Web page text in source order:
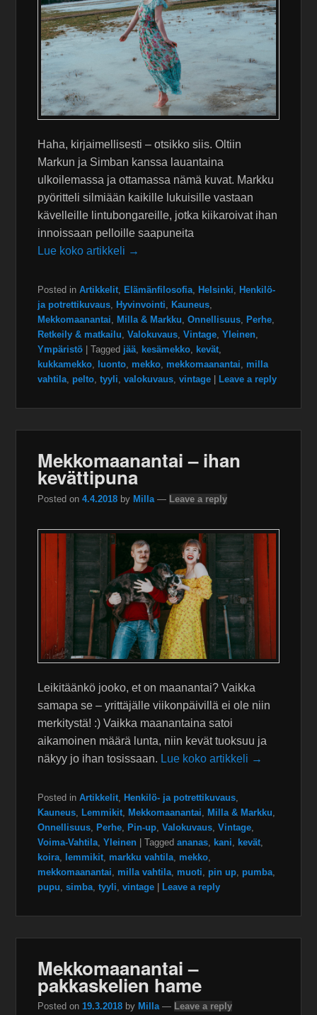
Haha, kirjaimellisesti – otsikko siis. Oltiin
Markun ja Simban kanssa lauantaina
ulkoilemassa ja ottamassa nämä kuvat. Markku
pyöritteli silmiään kaikille lukuisille vastaan
kävelleille lintubongareille, jotka kiikaroivat ihan
innoissaan pelloille saapuneita
Lue koko artikkeli →
Posted in Artikkelit, Elämänfilosofia, Helsinki, Henkilö-
ja potrettikuvaus, Hyvinvointi, Kauneus,
Mekkomaanantai, Milla & Markku,Onnellisuus, Perhe,
Retkeily & matkailu,Valokuvaus,Vintage,Yleinen,
Ympäristö
|Tagged jää, kesämekko, kevät,
kukkamekko, luonto, mekko, mekkomaanantai, milla
vahtila, pelto,tyyli,valokuvaus,vintage Leave a reply
Mekkomaanantai – ihan
kevättipuna
Posted on4.4.2018 by Milla — Leave a reply
Leikitäänkö jooko, et on maanantai? Vaikka
samapa se – yrittäjälle viikonpäivillä ei ole niin
merkitystä! :) Vaikka maanantaina satoi
aikamoinen määrä lunta, niin kevät tuoksuu ja
näkyy jo ihan tosissaan. Lue koko artikkeli →
Posted in Artikkelit Henkilö- ja potrettikuvaus
Kauneus Lemmikit Mekkomaanantai Milla & Markku
Onnellisuus Perhe Pin-up ,Valokuvaus ,Vintage
Voima-Vahtila ,Yleinen |Tagged ananas kani kevät
koira lemmikit markku vahtila mekko
mekkomaanantai
milla vahtila muoti pin up pumba
pupu ,simba ,tyyli ,vintage | Leave a reply
Mekkomaanantai –
pakkaskelien hame
Posted on19.3.2018 by Milla — Leave a reply